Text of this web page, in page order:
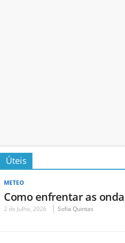
Úteis
METEO
Como enfrentar as
2 de Julho, 2026 Sofia Quintas